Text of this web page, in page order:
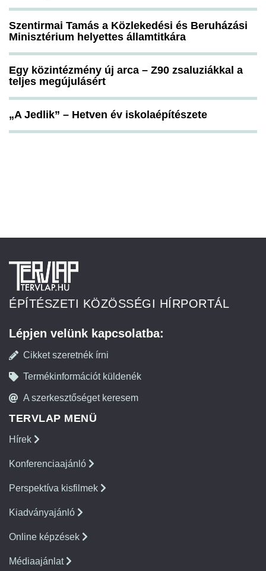
Szentirmai Tamás a Közlekedési és Beruházási
Minisztérium helyettes államtitkára
Egy közintézmény új arca – Z90 zsaluziákkal a
teljes megújulásért
„A Jedlik” – Hetven év iskolaépítészete
ÉPÍTÉSZETI KÖZÖSSÉGI HÍRPORTÁL
Lépjen velünk kapcsolatba:
Cikket szeretnék írni
Termékinformációt küldenék
A szerkesztőséget keresem
TERVLAP MENÜ
Hírek
Konferenciaajánló
Perspektíva kisfilmek
Kiadványajánló
Online képzések
Médiaajánlat